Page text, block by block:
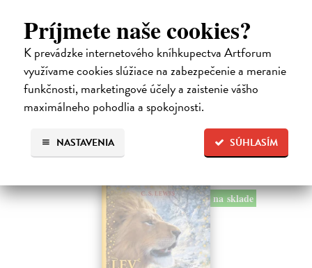
Príjmete naše cookies?
K prevádzke internetového kníhkupectva Artforum
využívame cookies slúžiace na zabezpečenie a meranie
funkčnosti, marketingové účely a zaistenie vášho
maximálneho pohodlia a spokojnosti.
SÚHLASÍM
NASTAVENIA
Dúbravský Andrej
Alica je zvedavá mačka, ktorá býva so zvedavým Andrejom. Obaja sú
fascinovaní ríšou hmyzu.
Na sklade
28,03 €
28,90 € ?
na sklade